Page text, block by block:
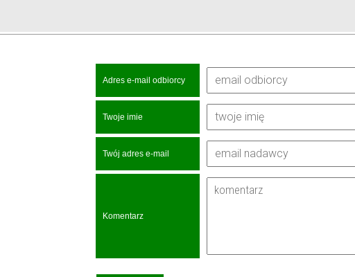
Adres e-mail odbiorcy
Twoje imie
Twój adres e-mail
Komentarz